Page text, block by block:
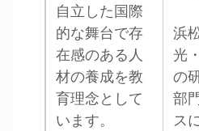
自立した国際
的な舞台で存
在感のある人
材の養成を教
育理念として
います。
浜
光
の
部
ス